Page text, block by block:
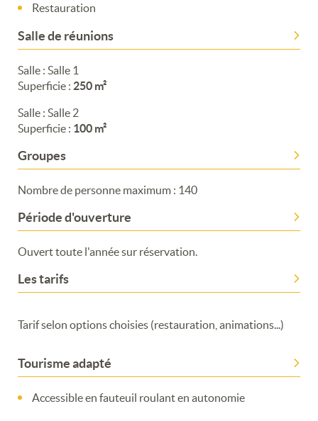
Restauration
Salle de réunions
Salle : Salle 1
Superficie : 250 m²
Salle : Salle 2
Superficie : 100 m²
Groupes
Nombre de personne maximum : 140
Période d'ouverture
Ouvert toute l'année sur réservation.
Les tarifs
Tarif selon options choisies (restauration, animations...)
Tourisme adapté
Accessible en fauteuil roulant en autonomie